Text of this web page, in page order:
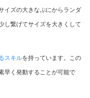
イズの大きなぷにからランダ
し繋げてサイズを大きくして
スキルを持っています。この
早く発動することが可能で